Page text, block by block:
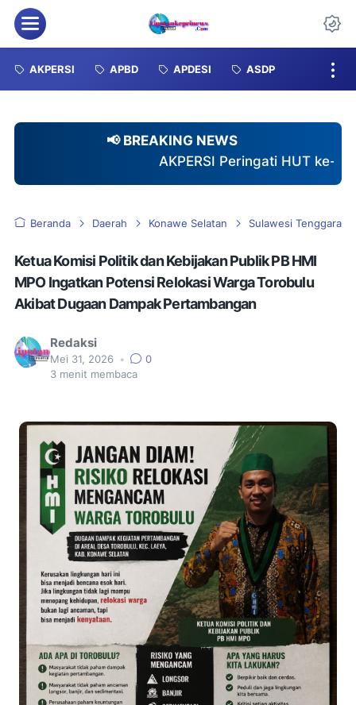
Menu
AKPERSI APBD APDESI ASDP
📢 BREAKING NEWS
AKPERSI Peringati HUT ke-2 dengan Santuni
Beranda Daerah Konawe Selatan Sulawesi Tenggara
Ketua Komisi Politik dan Kebijakan Publik PB HMI
MPO Ingatkan Potensi Relokasi Warga Torobulu
Akibat Dugaan Dampak Pertambangan
Redaksi
Mei 31, 2026 •
0
3 menit membaca